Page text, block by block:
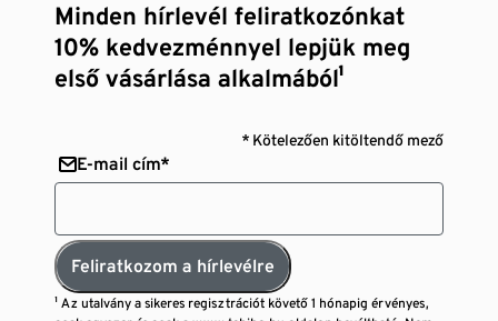
Minden hírlevél feliratkozónkat
10% kedvezménnyel lepjük meg
első vásárlása alkalmából¹
* Kötelezően kitöltendő mező
E-mail cím*
Feliratkozom a hírlevélre
¹ Az utalvány a sikeres regisztrációt követő 1 hónapig érvényes,